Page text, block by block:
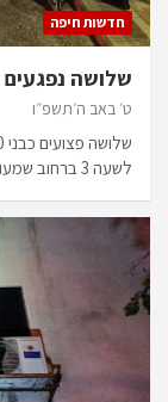
חדשות חיפה
שלושה נפגעים
ט׳ באב ה׳תשפ״ו
לשעה 3 ברחוב שמעון רודיק בעיר…